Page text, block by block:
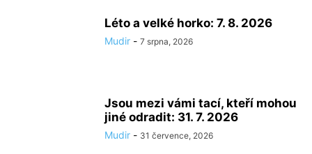
Léto a velké horko: 7. 8. 2026
Mudir - 7 srpna, 2026
Jsou mezi vámi tací, kteří mohou
jiné odradit: 31. 7. 2026
Mudir - 31 července, 2026